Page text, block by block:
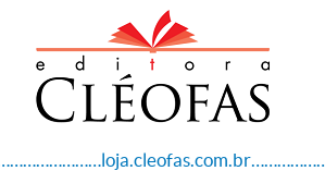
……………………loja.cleofas.com.br……………….